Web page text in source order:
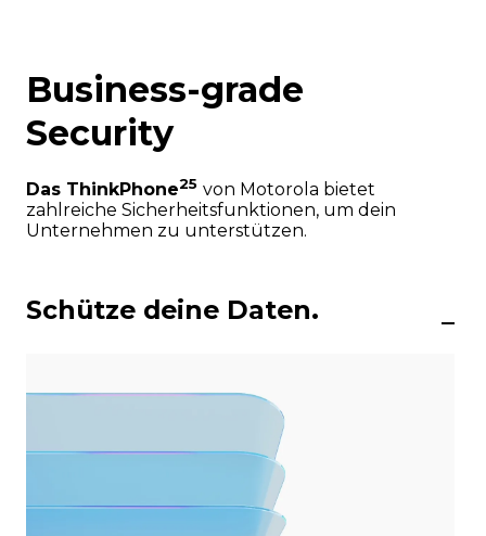
Business-grade
Security
Das ThinkPhone25 von Motorola bietet
zahlreiche Sicherheitsfunktionen, um dein
Unternehmen zu unterstützen.
Schütze deine Daten.